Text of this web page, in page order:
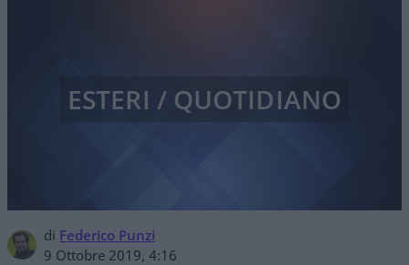
di Federico Punzi
9 Ottobre 2019, 4:16
ESTERI / QUOTIDIANO